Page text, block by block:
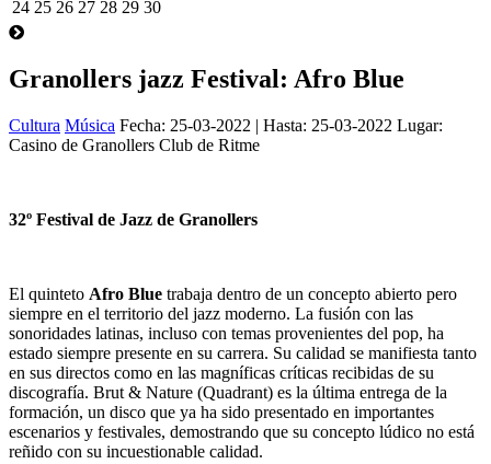
24 25 26 27 28 29 30
Granollers jazz Festival: Afro Blue
Cultura Música Fecha: 25-03-2022 | Hasta: 25-03-2022 Lugar:
Casino de Granollers Club de Ritme
32º Festival de Jazz de Granollers
El quinteto Afro Blue trabaja dentro de un concepto abierto pero
siempre en el territorio del jazz moderno. La fusión con las
sonoridades latinas, incluso con temas provenientes del pop, ha
estado siempre presente en su carrera. Su calidad se manifiesta tanto
en sus directos como en las magníficas críticas recibidas de su
discografía. Brut & Nature (Quadrant) es la última entrega de la
formación, un disco que ya ha sido presentado en importantes
escenarios y festivales, demostrando que su concepto lúdico no está
reñido con su incuestionable calidad.